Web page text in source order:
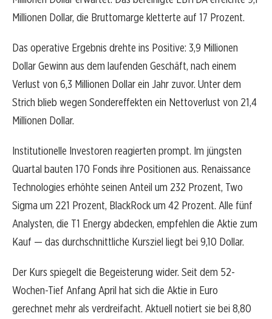
Millionen Dollar, die Bruttomarge kletterte auf 17 Prozent.
Das operative Ergebnis drehte ins Positive: 3,9 Millionen
Dollar Gewinn aus dem laufenden Geschäft, nach einem
Verlust von 6,3 Millionen Dollar ein Jahr zuvor. Unter dem
Strich blieb wegen Sondereffekten ein Nettoverlust von 21,4
Millionen Dollar.
Institutionelle Investoren reagierten prompt. Im jüngsten
Quartal bauten 170 Fonds ihre Positionen aus. Renaissance
Technologies erhöhte seinen Anteil um 232 Prozent, Two
Sigma um 221 Prozent, BlackRock um 42 Prozent. Alle fünf
Analysten, die T1 Energy abdecken, empfehlen die Aktie zum
Kauf — das durchschnittliche Kursziel liegt bei 9,10 Dollar.
Der Kurs spiegelt die Begeisterung wider. Seit dem 52-
Wochen-Tief Anfang April hat sich die Aktie in Euro
gerechnet mehr als verdreifacht. Aktuell notiert sie bei 8,80